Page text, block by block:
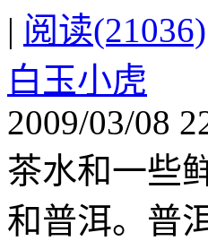
| 阅读(21036)
白玉小虎
2009/03/08
茶水和一些
和普洱。普